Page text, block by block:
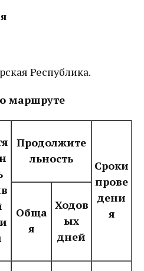
Республика.
маршруте
Продолжите
льность
Сроки
прове
дени
я
Обща
я
Ходов
ых
дней